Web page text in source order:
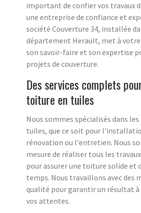
important de confier vos travaux
une entreprise de confiance et
société Couverture 34, installée
département Herault, met à
son savoir-faire et son expertise
projets de couverture.
Des services complets
toiture en tuiles
Nous sommes spécialisés dans
tuiles, que ce soit pour
rénovation ou l'entretien. Nous
mesure de réaliser tous les
pour assurer une toiture solide et
temps. Nous travaillons avec des
qualité pour garantir un résultat à
vos attentes.